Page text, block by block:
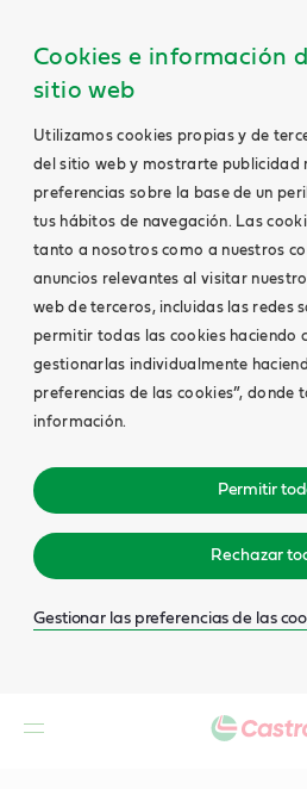
Cookies e información
sitio web
Utilizamos cookies propias y de
del sitio web y mostrarte publicidad
preferencias sobre la base de un
tus hábitos de navegación. Las
tanto a nosotros como a nuestros
anuncios relevantes al visitar
web de terceros, incluidas las redes
permitir todas las cookies haciendo
gestionarlas individualmente
preferencias de las cookies”, donde
información.
Permitir
Rechazar
Gestionar las preferencias de las